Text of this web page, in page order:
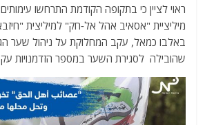
ראוי לציין כי בתקופה הקודמת התרחשו עימותים
מיליציית "אסאיב אהל אל-חק" למיליצית
באלבו כמאל, עקב המחלוקת על ניהול שער
שהובילה לסגירת השער במספר הזדמנויות